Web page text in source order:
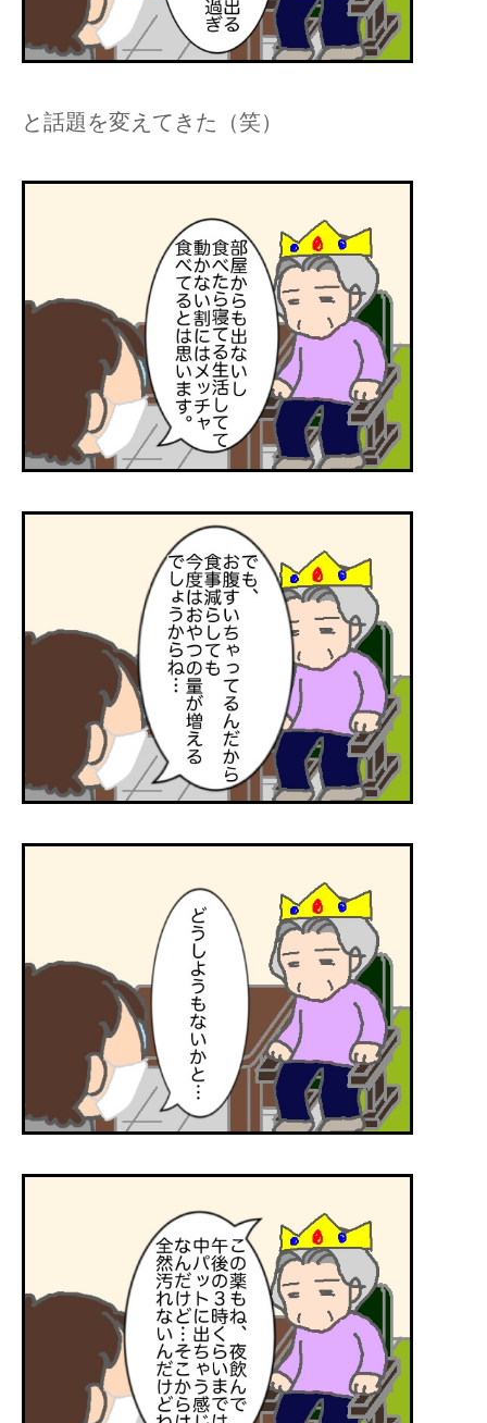
と話題を変えてきた（笑）